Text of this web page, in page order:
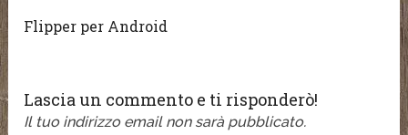
Flipper per Android
Lascia un commento e ti risponderò!
Il tuo indirizzo email non sarà pubblicato.